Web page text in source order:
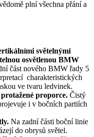
plní všechna přání a
světelnými
osvětlenou BMW
část nového BMW řady 5
charakteristických
ve tvaru ledvinek.
proporce. Čistý
i v bočních partiích
Na zadní části boční linie
do obrysů světel.